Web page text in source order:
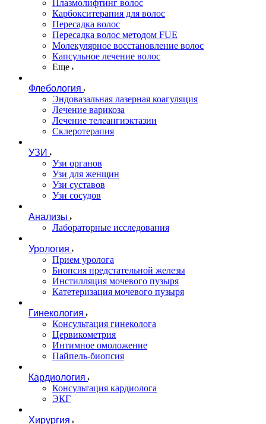
Плазмолифтинг волос
Карбокситерапия для волос
Пересадка волос
Пересадка волос методом FUE
Молекулярное восстановление волос
Капсульное лечение волос
Еще
Флебология
Эндовазальная лазерная коагуляция
Лечение варикоза
Лечение телеангиэктазии
Склеротерапия
УЗИ
Узи органов
Узи для женщин
Узи cуставов
Узи сосудов
Анализы
Лабораторные исследования
Урология
Прием уролога
Биопсия предстательной железы
Инстилляция мочевого пузыря
Катетеризация мочевого пузыря
Гинекология
Консультация гинеколога
Цервикометрия
Интимное омоложение
Пайпель-биопсия
Кардиология
Консультация кардиолога
ЭКГ
Хирургия